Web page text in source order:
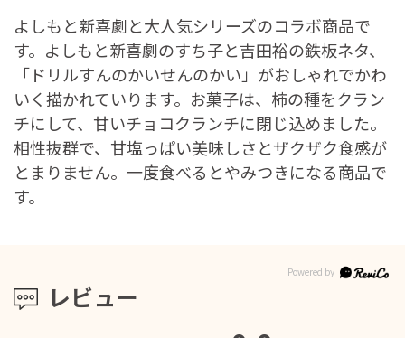
よしもと新喜劇と大人気シリーズのコラボ商品で
す。よしもと新喜劇のすち子と吉田裕の鉄板ネタ、
「ドリルすんのかいせんのかい」がおしゃれでかわ
いく描かれていります。お菓子は、柿の種をクラン
チにして、甘いチョコクランチに閉じ込めました。
相性抜群で、甘塩っぱい美味しさとザクザク食感が
とまりません。一度食べるとやみつきになる商品で
す。
レビュー